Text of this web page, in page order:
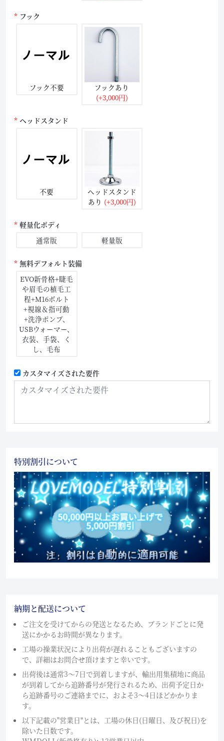
フック
フック不要
フックあり
(+3,000円)
ヘッドスタンド
不要
ヘッドスタンド
あり (+3,000円)
軽量化ボディ
通常版
軽量版
無料デフォルト装備
EVO新骨格+睫毛
や眉毛の植毛工
程+M16ボルト
+視線＆指可動
+洗浄ポンプ、
USBウォーマー、
衣装、手袋、く
し、毛布
カスタマイズされた要件
特別割引について
納期と配送について
ご注文を受けてからの発送となるため、ブランドごとに発
送にかかるお時間が異なります。
工場の操業状況により出荷が遅れることもございますの
で、詳細はお問合せ頂けますと幸いです。
出荷後は通常3～7日で到着しますが、輸出用集積地に商品
が到着してから追跡番号が発行されるため、出荷予定日か
ら追跡番号のご連絡までに、およそ3〜4日ほどかかりま
す。
以下記載の"営業日"とは、工場の休日(日曜日、及び祝日)を
除いた日数です。